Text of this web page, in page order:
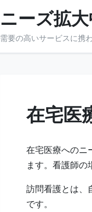
ニーズ拡
需要の高いサービスに携
在宅医
在宅医療へのニ
ます。看護師の
訪問看護とは、
です。